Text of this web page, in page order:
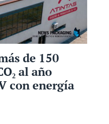
de 150
al año
con energía